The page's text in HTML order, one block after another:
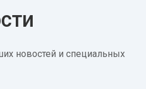
новостей и специальных